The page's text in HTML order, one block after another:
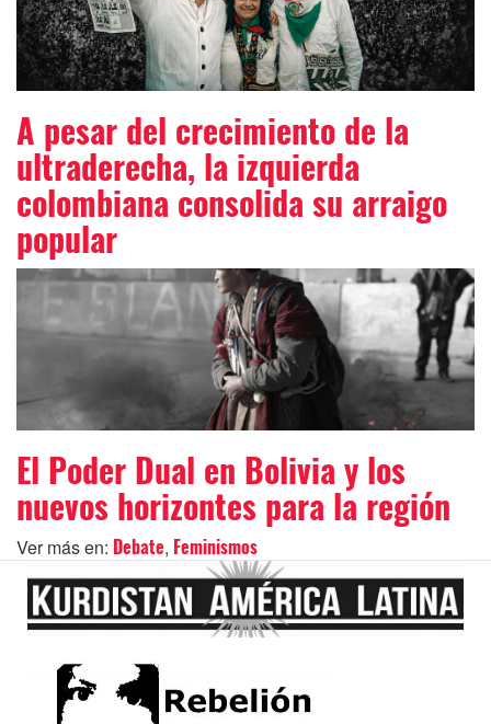
A pesar del crecimiento de la
ultraderecha, la izquierda
colombiana consolida su arraigo
popular
El Poder Dual en Bolivia y los
nuevos horizontes para la región
Ver más en: Debate, Feminismos